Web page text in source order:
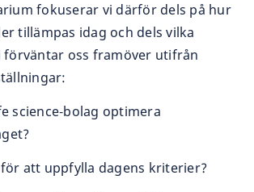
fokuserar vi därför dels på hur
tillämpas idag och dels vilka
oss framöver utifrån
science‑bolag optimera
att uppfylla dagens kriterier?